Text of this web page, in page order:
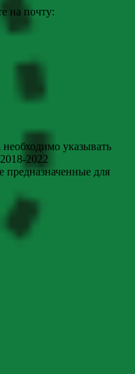
на почту:
указывать
2022
предназначенные для